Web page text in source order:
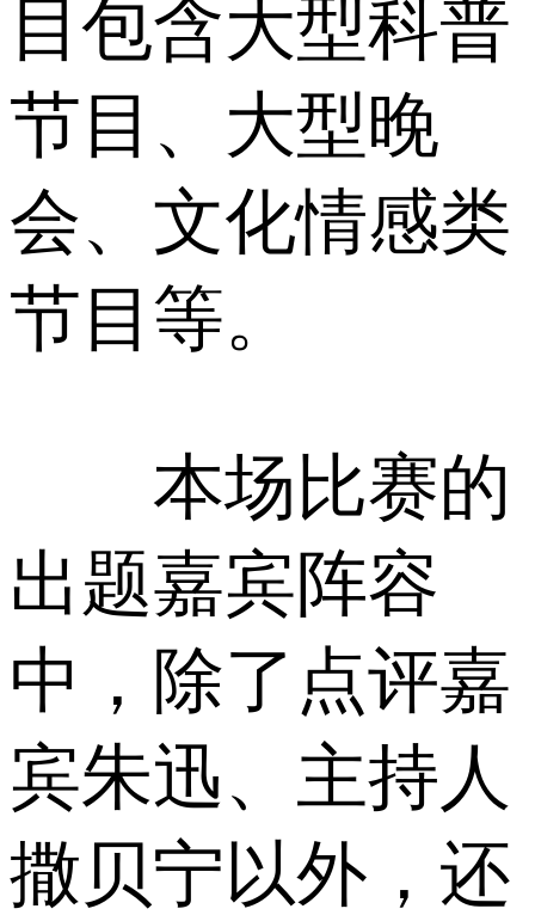
目包含大型科普
节目、大型晚
会、文化情感类
节目等。
本场比赛的
出题嘉宾阵容
中，除了点评嘉
宾朱迅、主持人
撒贝宁以外，还